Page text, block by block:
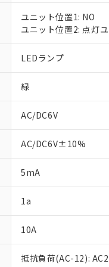
ユニット位置1: NO
ユニット位置2: 点灯
LEDランプ
緑
AC/DC6V
AC/DC6V±10%
5mA
1a
10A
抵抗負荷(AC-12):
ご利用条件
本サービス
くものです。
当社制御機
在庫状況お
当社販売員
在庫状況お
ている必要
対応済み：EU
対応予定：EU
対応予定なし：
非該当品：ライセ
仕入先様の事情に
*EU RoHS指令（10物質
鉛(Pb) 1000ppm以下、
六価クロム(Cr(Ⅵ))
フタル酸ビス(2-エチル
ル（DBP） 1000ppm
但し、RoHS指令で産業
フタル酸エステル類の
※2 対応予定月
部品在庫の切り替
※1 中国
「×」：最大均質
「－」：未確認で
Pb(鉛) :1000ppm、 Hg(
DEHP(フタル酸ビス(2-
「ｅ」：有害物質
「10」：通常の使
味します。
当社は、こ
う）を輸出
などの必要
当社は規制
たしません。
記
号
○ 一定数
△ 一定数
－
在庫な
空
受注生